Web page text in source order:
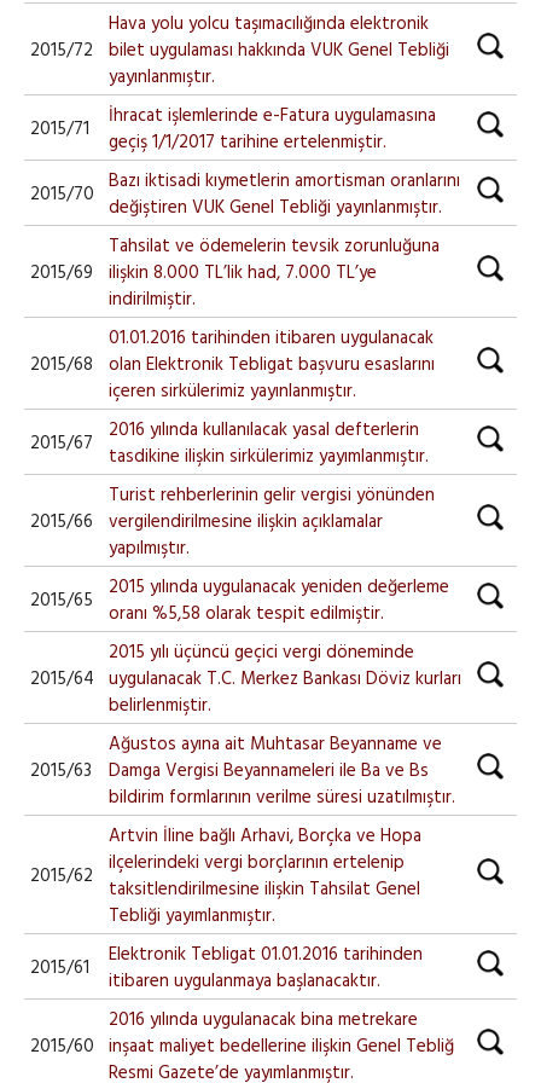
2015/72
Hava yolu yolcu taşımacılığında elektronik
bilet uygulaması hakkında VUK Genel Tebliği
yayınlanmıştır.
2015/71
İhracat işlemlerinde e-Fatura uygulamasına
geçiş 1/1/2017 tarihine ertelenmiştir.
2015/70 Bazı iktisadi kıymetlerin amortisman oranlarını
değiştiren VUK Genel Tebliği yayınlanmıştır.
2015/69
Tahsilat ve ödemelerin tevsik zorunluğuna
ilişkin 8.000 TL’lik had, 7.000 TL’ye
indirilmiştir.
2015/68
01.01.2016 tarihinden itibaren uygulanacak
olan Elektronik Tebligat başvuru esaslarını
içeren sirkülerimiz yayınlanmıştır.
2015/67
2016 yılında kullanılacak yasal defterlerin
tasdikine ilişkin sirkülerimiz yayımlanmıştır.
2015/66
Turist rehberlerinin gelir vergisi yönünden
vergilendirilmesine ilişkin açıklamalar
yapılmıştır.
2015/65
2015 yılında uygulanacak yeniden değerleme
oranı %5,58 olarak tespit edilmiştir.
2015/64
2015 yılı üçüncü geçici vergi döneminde
uygulanacak T.C. Merkez Bankası Döviz kurları
belirlenmiştir.
2015/63
Ağustos ayına ait Muhtasar Beyanname ve
Damga Vergisi Beyannameleri ile Ba ve Bs
bildirim formlarının verilme süresi uzatılmıştır.
2015/62
Artvin İline bağlı Arhavi, Borçka ve Hopa
ilçelerindeki vergi borçlarının ertelenip
taksitlendirilmesine ilişkin Tahsilat Genel
Tebliği yayımlanmıştır.
2015/61
Elektronik Tebligat 01.01.2016 tarihinden
itibaren uygulanmaya başlanacaktır.
2015/60
2016 yılında uygulanacak bina metrekare
inşaat maliyet bedellerine ilişkin Genel Tebliğ
Resmi Gazete’de yayımlanmıştır.